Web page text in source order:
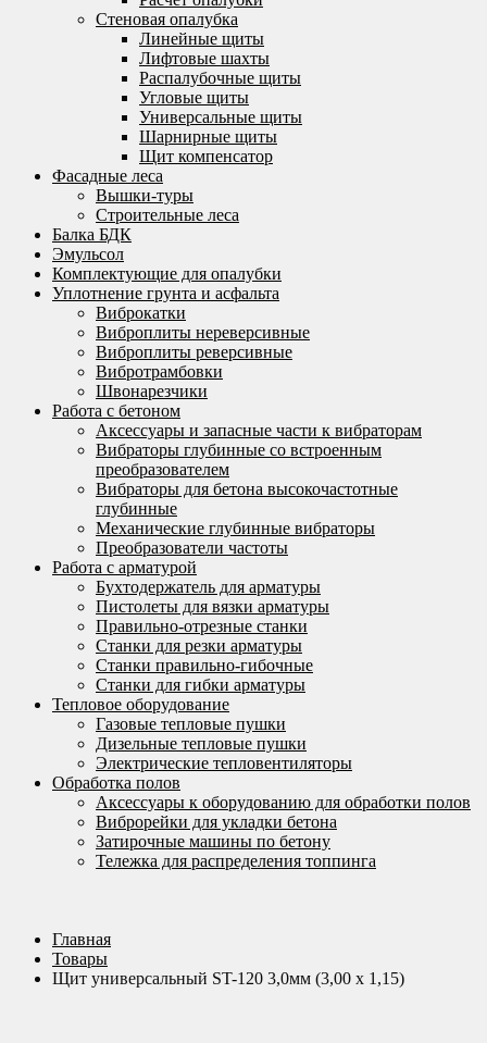
Стеновая опалубка
Линейные щиты
Лифтовые шахты
Распалубочные щиты
Угловые щиты
Универсальные щиты
Шарнирные щиты
Щит компенсатор
Фасадные леса
Вышки-туры
Строительные леса
Балка БДК
Эмульсол
Комплектующие для опалубки
Уплотнение грунта и асфальта
Виброкатки
Виброплиты нереверсивные
Виброплиты реверсивные
Вибротрамбовки
Швонарезчики
Работа с бетоном
Аксессуары и запасные части к вибраторам
Вибраторы глубинные со встроенным
преобразователем
Вибраторы для бетона высокочастотные
глубинные
Механические глубинные вибраторы
Преобразователи частоты
Работа с арматурой
Бухтодержатель для арматуры
Пистолеты для вязки арматуры
Правильно-отрезные станки
Станки для резки арматуры
Станки правильно-гибочные
Станки для гибки арматуры
Тепловое оборудование
Газовые тепловые пушки
Дизельные тепловые пушки
Электрические тепловентиляторы
Обработка полов
Аксессуары к оборудованию для обработки полов
Виброрейки для укладки бетона
Затирочные машины по бетону
Тележка для распределения топпинга
Главная
Товары
Щит универсальный ST-120 3,0мм (3,00 х 1,15)